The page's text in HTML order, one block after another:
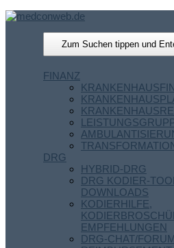
FINANZ
DRG
HYBRID-DRG
DRG KODIER-
DOWNLOADS
KODIERHILFE,
EMPFEHLUNGEN
DRG-CHAT/FORUM